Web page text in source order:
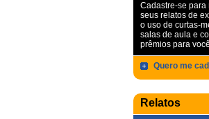
Cadastre-se para
seus relatos de
o uso de curtas-
salas de aula e
prêmios para
Quero me
Relatos